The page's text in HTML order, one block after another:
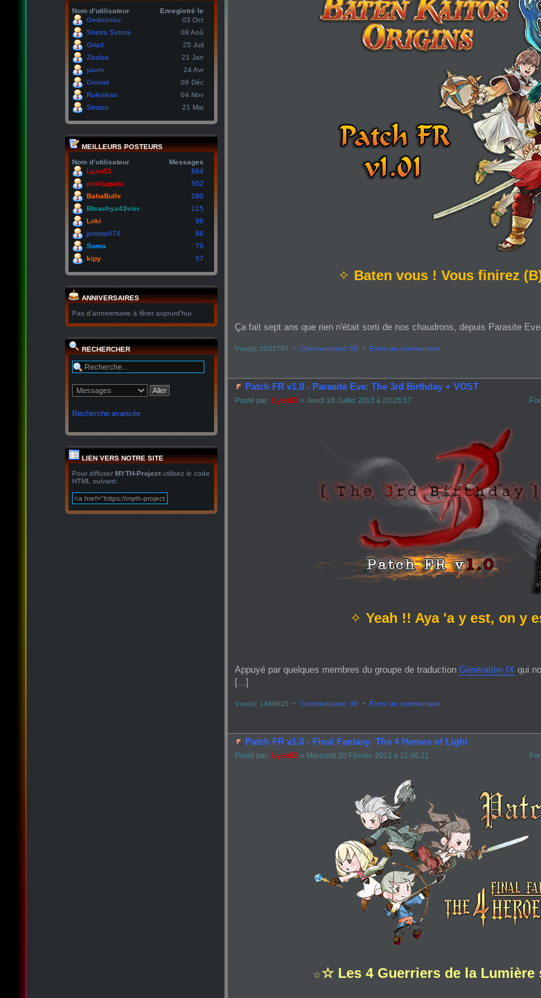
Nom d’utilisateur
Enregistré le
Gedeonluc
03 Oct
Shinra Setora
08 Aoû
Griad
25 Juil
Zicolas
21 Jan
yaum
24 Avr
Gorvak
09 Déc
Rulesless
04 Nov
Straizo
21 Mai
MEILLEURS POSTEURS
Nom d’utilisateur
Messages
Lyan53
864
pinktagada
502
BahaBulle
280
Bleachya43vier
115
Loki
98
jerome674
98
Soma
79
kipy
57
ANNIVERSAIRES
Pas d’anniversaire à fêter aujourd’hui
RECHERCHER
Recherche avancée
LIEN VERS NOTRE SITE
Pour diffuser MYTH-Projectutilisez le code
HTML suivant:
✧ Baten vous ! Vous finirez
Ça fait sept ans que rien n'était sorti de nos chaudrons, depuis Parasite
Vue(s): 2832787 • Commentaires: 50• Écrire un commentaire
Patch FR v1.0 - Parasite Eve: The 3rd Birthday + VOST
Posté par: Lyan53» Jeudi 18 Juillet 2013 à 20:28:57
✧ Yeah !! Aya 'a y est, on y
Appuyé par quelques membres du groupe de traduction Génération IX qui
[...]
Vue(s): 1486825 • Commentaires: 39 • Écrire un commentaire
Patch FR v1.0 - Final Fantasy: The 4 Heroes of Light
Posté par: Lyan53» Mercredi 20 Février 2013 à 12:46:21
☆☆ Les 4 Guerriers de la